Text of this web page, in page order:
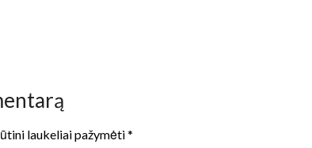
laukeliai pažymėti*